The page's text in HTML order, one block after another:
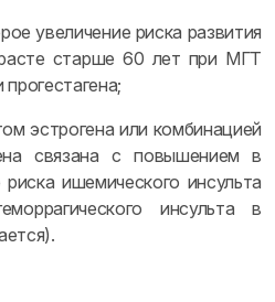
увеличение риска развития
старше 60 лет при МГТ
или комбинацией
связана с повышением в
ишемического инсульта
инсульта в